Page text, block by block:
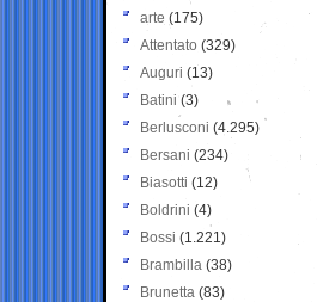
arte (175)
Attentato (329)
Auguri (13)
Batini (3)
Berlusconi (4.295)
Bersani (234)
Biasotti (12)
Boldrini (4)
Bossi (1.221)
Brambilla (38)
Brunetta (83)